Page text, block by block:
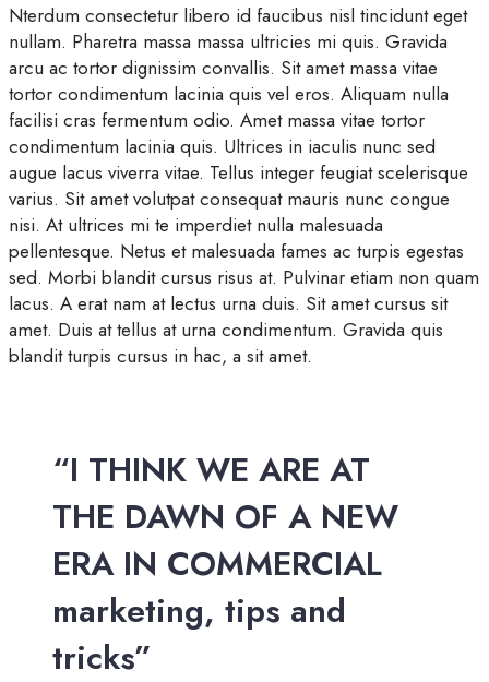
Nterdum consectetur libero id faucibus nisl tincidunt eget
nullam. Pharetra massa massa ultricies mi quis. Gravida
arcu ac tortor dignissim convallis. Sit amet massa vitae
tortor condimentum lacinia quis vel eros. Aliquam nulla
facilisi cras fermentum odio. Amet massa vitae tortor
condimentum lacinia quis. Ultrices in iaculis nunc sed
augue lacus viverra vitae. Tellus integer feugiat scelerisque
varius. Sit amet volutpat consequat mauris nunc congue
nisi. At ultrices mi te imperdiet nulla malesuada
pellentesque. Netus et malesuada fames ac turpis egestas
sed. Morbi blandit cursus risus at. Pulvinar etiam non quam
lacus. A erat nam at lectus urna duis. Sit amet cursus sit
amet. Duis at tellus at urna condimentum. Gravida quis
blandit turpis cursus in hac, a sit amet.
“I THINK WE ARE AT
THE DAWN OF A NEW
ERA IN COMMERCIAL
marketing, tips and
tricks”